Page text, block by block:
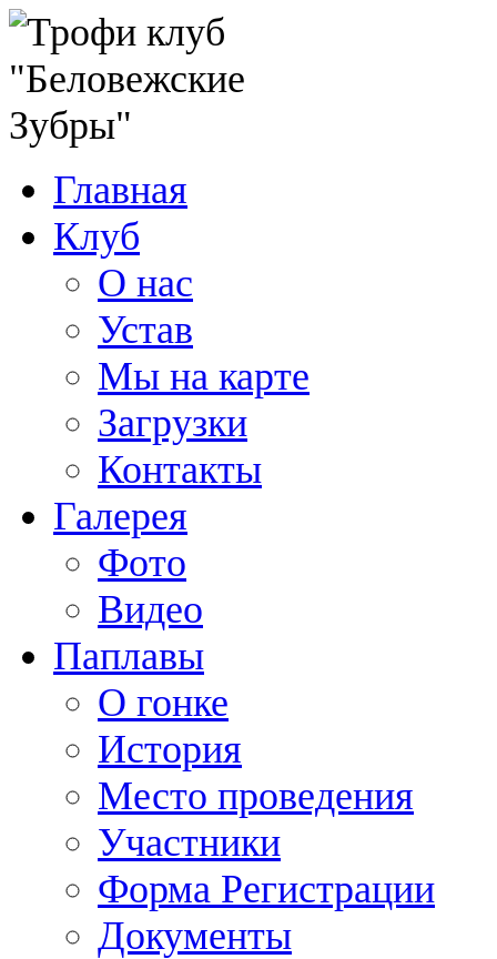
Главная
Клуб
О нас
Устав
Мы на карте
Загрузки
Контакты
Галерея
Фото
Видео
Паплавы
О гонке
История
Место проведения
Участники
Форма Регистрации
Документы